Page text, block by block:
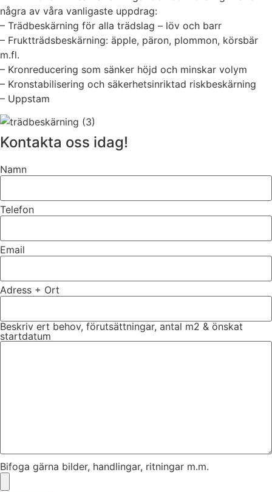
några av våra vanligaste uppdrag:
– Trädbeskärning för alla trädslag – löv och barr
– Fruktträdsbeskärning: äpple, päron, plommon, körsbär
m.fl.
– Kronreducering som sänker höjd och minskar volym
– Kronstabilisering och säkerhetsinriktad riskbeskärning
– Uppstam
Kontakta oss idag!
Namn
Telefon
Email
Adress + Ort
Beskriv ert behov, förutsättningar, antal m2 & önskat
startdatum
Bifoga gärna bilder, handlingar, ritningar m.m.